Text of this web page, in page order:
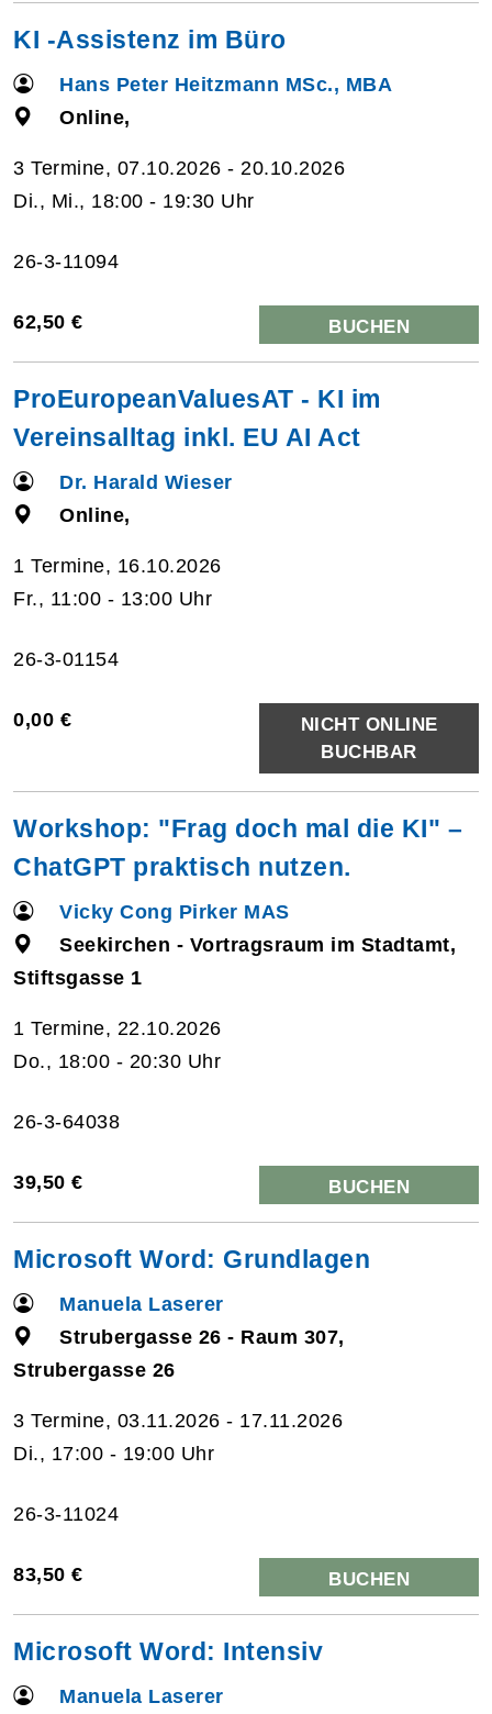
KI -Assistenz im Büro
Hans Peter Heitzmann MSc., MBA
Online,
3 Termine, 07.10.2026 - 20.10.2026
Di., Mi., 18:00 - 19:30 Uhr
26-3-11094
62,50 € BUCHEN
ProEuropeanValuesAT - KI im
Vereinsalltag inkl. EU AI Act
Dr. Harald Wieser
Online,
1 Termine, 16.10.2026
Fr., 11:00 - 13:00 Uhr
26-3-01154
0,00 €
NICHT ONLINE
BUCHBAR
Workshop: "Frag doch mal die KI" –
ChatGPT praktisch nutzen.
Vicky Cong Pirker MAS
Seekirchen - Vortragsraum im Stadtamt,
Stiftsgasse 1
1 Termine, 22.10.2026
Do., 18:00 - 20:30 Uhr
26-3-64038
39,50 € BUCHEN
Microsoft Word: Grundlagen
Manuela Laserer
Strubergasse 26 - Raum 307,
Strubergasse 26
3 Termine, 03.11.2026 - 17.11.2026
Di., 17:00 - 19:00 Uhr
26-3-11024
83,50 € BUCHEN
Microsoft Word: Intensiv
Manuela Laserer